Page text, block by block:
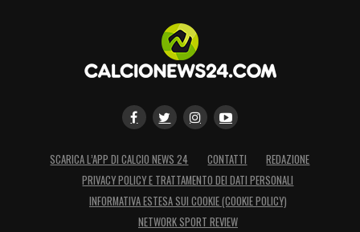
SCARICA L’APP DI CALCIO NEWS 24 CONTATTI
REDAZIONE
PRIVACY POLICY E TRATTAMENTO DEI DATI PERSONALI
INFORMATIVA ESTESA SUI COOKIE (COOKIE POLICY)
NETWORK SPORT REVIEW